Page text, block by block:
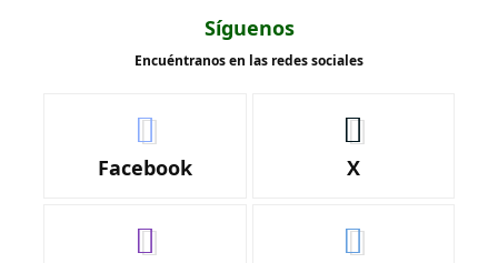
Síguenos
Encuéntranos en las redes sociales
Facebook X